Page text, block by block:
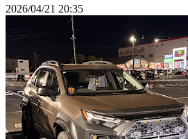
2026/04/21 20:35